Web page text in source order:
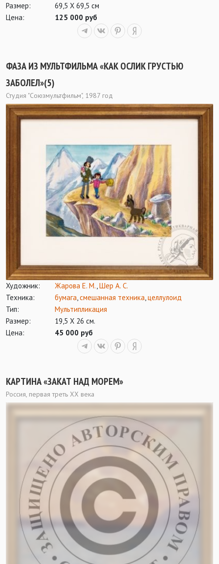
Размер:
69,5 Х 69,5 см
Цена:
125 000 руб
ФАЗА ИЗ МУЛЬТФИЛЬМА «КАК ОСЛИК ГРУСТЬЮ
ЗАБОЛЕЛ»(5)
Студия "Союзмультфильм", 1987 год
Художник: Жарова Е. М.,Шер А. С.
Техника:
бумага,смешанная техника,целлулоид
Тип:
Мультипликация
Размер:
19,5 Х 26 см.
Цена:
45 000 руб
КАРТИНА «ЗАКАТ НАД МОРЕМ»
Россия, первая треть ХХ века